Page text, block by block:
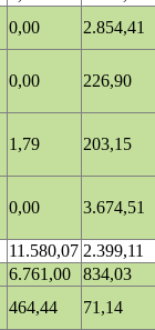
0,00
2.854,41
0,00 226,90
1,79 203,15
0,00 3.674,51
11.580,07 2.399,11
6.761,00
834,03
464,44
71,14